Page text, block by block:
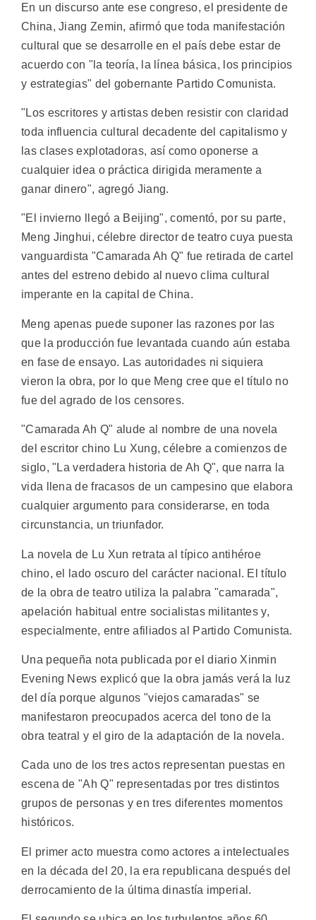
En un discurso ante ese congreso, el presidente de
China, Jiang Zemin, afirmó que toda manifestación
cultural que se desarrolle en el país debe estar de
acuerdo con "la teoría, la línea básica, los principios
y estrategias" del gobernante Partido Comunista.
"Los escritores y artistas deben resistir con claridad
toda influencia cultural decadente del capitalismo y
las clases explotadoras, así como oponerse a
cualquier idea o práctica dirigida meramente a
ganar dinero", agregó Jiang.
"El invierno llegó a Beijing", comentó, por su parte,
Meng Jinghui, célebre director de teatro cuya puesta
vanguardista "Camarada Ah Q" fue retirada de cartel
antes del estreno debido al nuevo clima cultural
imperante en la capital de China.
Meng apenas puede suponer las razones por las
que la producción fue levantada cuando aún estaba
en fase de ensayo. Las autoridades ni siquiera
vieron la obra, por lo que Meng cree que el título no
fue del agrado de los censores.
"Camarada Ah Q" alude al nombre de una novela
del escritor chino Lu Xung, célebre a comienzos de
siglo, "La verdadera historia de Ah Q", que narra la
vida llena de fracasos de un campesino que elabora
cualquier argumento para considerarse, en toda
circunstancia, un triunfador.
La novela de Lu Xun retrata al típico antihéroe
chino, el lado oscuro del carácter nacional. El título
de la obra de teatro utiliza la palabra "camarada",
apelación habitual entre socialistas militantes y,
especialmente, entre afiliados al Partido Comunista.
Una pequeña nota publicada por el diario Xinmin
Evening News explicó que la obra jamás verá la luz
del día porque algunos "viejos camaradas" se
manifestaron preocupados acerca del tono de la
obra teatral y el giro de la adaptación de la novela.
Cada uno de los tres actos representan puestas en
escena de "Ah Q" representadas por tres distintos
grupos de personas y en tres diferentes momentos
históricos.
El primer acto muestra como actores a intelectuales
en la década del 20, la era republicana después del
derrocamiento de la última dinastía imperial.